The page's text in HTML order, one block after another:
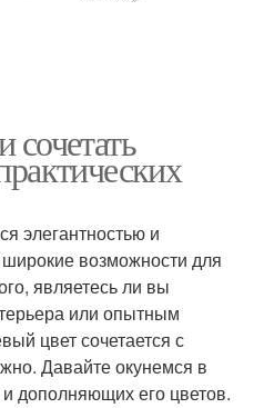
элегантностью и
возможности для
являетесь ли вы
или опытным
цвет сочетается с
Давайте окунемся в
дополняющих его цветов.